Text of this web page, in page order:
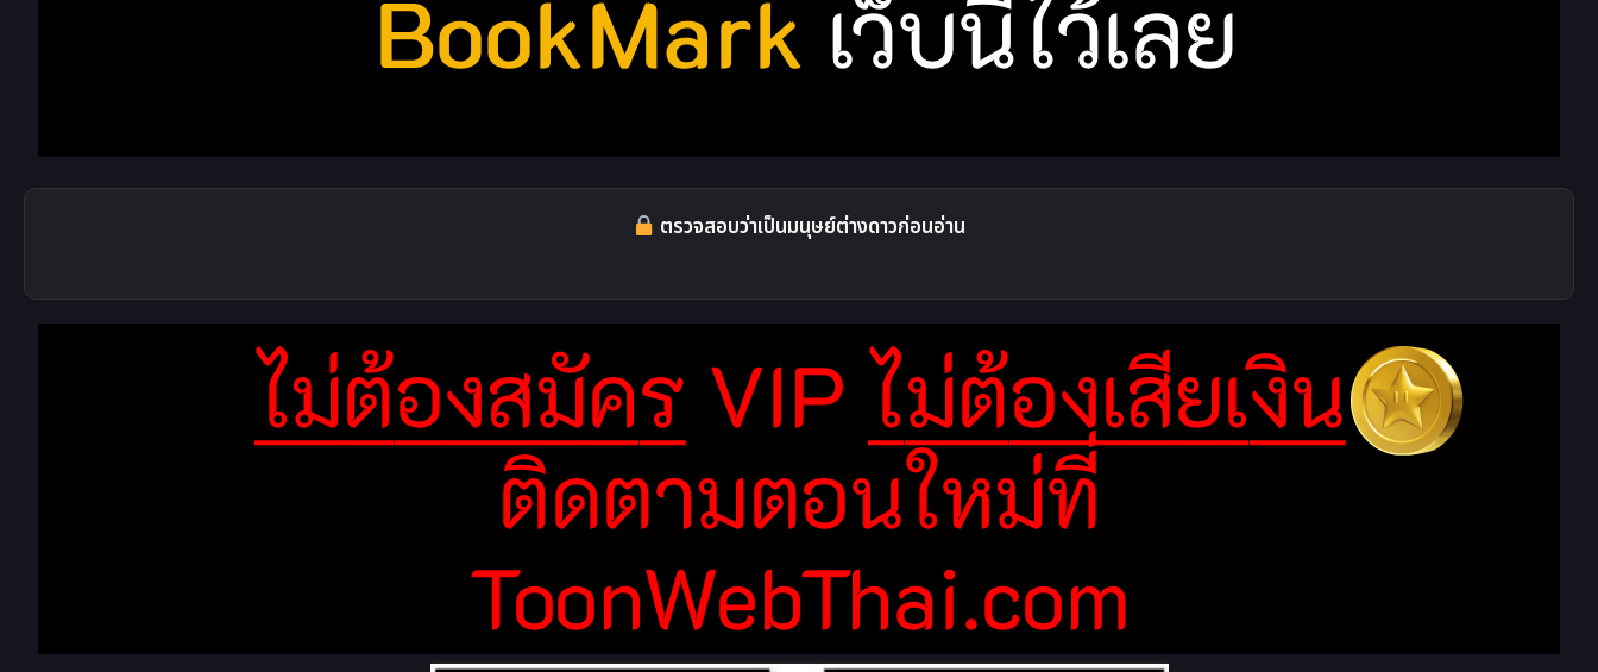
ตรวจสอบว่าเป็นมนุษย์ต่างดาวก่อนอ่าน